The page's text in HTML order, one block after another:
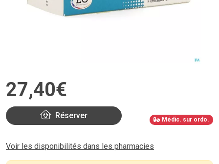
27,40€
Réserver Médic. sur ordo.
Voir les disponibilités dans les pharmacies